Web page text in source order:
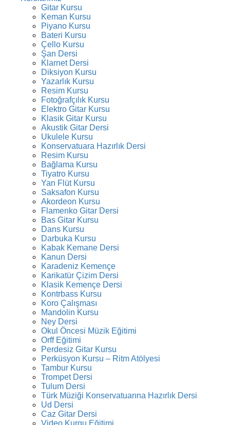
Gitar Kursu
Keman Kursu
Piyano Kursu
Bateri Kursu
Çello Kursu
Şan Dersi
Klarnet Dersi
Diksiyon Kursu
Yazarlık Kursu
Resim Kursu
Fotoğrafçılık Kursu
Elektro Gitar Kursu
Klasik Gitar Kursu
Akustik Gitar Dersi
Ukulele Kursu
Konservatuara Hazırlık Dersi
Resim Kursu
Bağlama Kursu
Tiyatro Kursu
Yan Flüt Kursu
Saksafon Kursu
Akordeon Kursu
Flamenko Gitar Dersi
Bas Gitar Kursu
Dans Kursu
Darbuka Kursu
Kabak Kemane Dersi
Kanun Dersi
Karadeniz Kemençe
Karikatür Çizim Dersi
Klasik Kemençe Dersi
Kontrbass Kursu
Koro Çalışması
Mandolin Kursu
Ney Dersi
Okul Öncesi Müzik Eğitimi
Orff Eğitimi
Perdesiz Gitar Kursu
Perküsyon Kursu – Ritm Atölyesi
Tambur Kursu
Trompet Dersi
Tulum Dersi
Türk Müziği Konservatuarına Hazırlık Dersi
Ud Dersi
Caz Gitar Dersi
Video Kurgu Eğitimi